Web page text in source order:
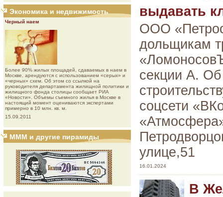
Экономика и недвижимость
Черный наем
Более 90% жилых площадей, сдаваемых в наем в
Москве, арендуются с использованием «серых» и
«черных» схем. Об этом со ссылкой на
руководителя департамента жилищной политики и
жилищного фонда столицы сообщает РИА
«Новости». Объемы съемного жилья в Москве в
настоящий момент оцениваются экспертами
примерно в 10 млн. кв. м.
15.09.2011
МММ и другие пирамиды
выдавать
ООО
дольщикам
секции А.
соцсети
улице,51
16.01.2024
В